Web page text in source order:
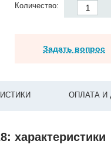
Количество:
Задать вопрос
ОПЛАТА И
характеристики